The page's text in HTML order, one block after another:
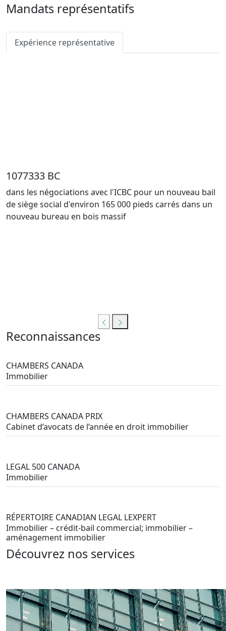
Mandats représentatifs
Expérience représentative
1077333 BC
dans les négociations avec l'ICBC pour un nouveau bail
de siège social d'environ 165 000 pieds carrés dans un
nouveau bureau en bois massif
Reconnaissances
CHAMBERS CANADA
Immobilier
CHAMBERS CANADA PRIX
Cabinet d’avocats de l’année en droit immobilier
LEGAL 500 CANADA
Immobilier
RÉPERTOIRE CANADIAN LEGAL LEXPERT
Immobilier – crédit-bail commercial; immobilier –
aménagement immobilier
Découvrez nos services